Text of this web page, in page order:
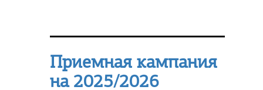
Приемная кампания
на 2025/2026